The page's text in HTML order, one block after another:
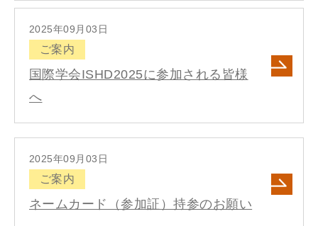
2025年09月03日
ご案内
国際学会ISHD2025に参加される皆様
へ
2025年09月03日
ご案内
ネームカード（参加証）持参のお願い